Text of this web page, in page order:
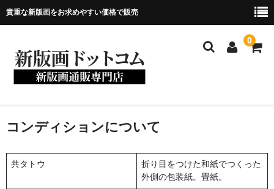
貴重な新版画をお求めやすい価格で販売
0
ホーム
コンディションについて
共タトウ
折り目をつけた和紙でつくった
外側の包装紙。畳紙。